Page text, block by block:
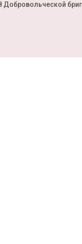
Добровольческой